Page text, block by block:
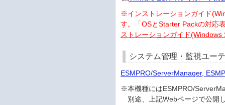
※インストレーションガイド
す。「OSとStarter Packの対応
ストレーションガイド
システム管理・監視ユー
ESMPRO/ServerManager,
※本機種にはESMPRO/
別途、上記Webページで公開